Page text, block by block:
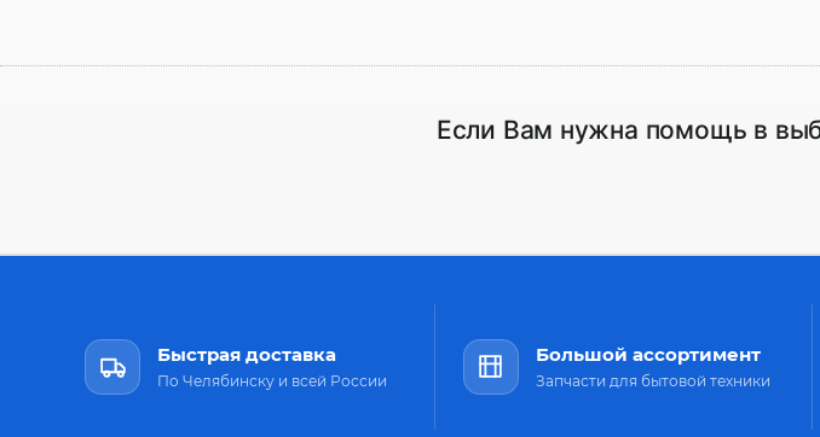
Если Вам нужна помощь в
Быстрая доставка
По Челябинску и всей России
Большой ассортимент
Запчасти для бытовой техники